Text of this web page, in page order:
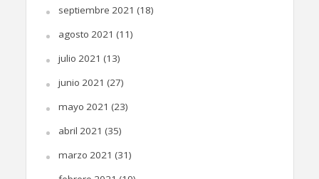
septiembre 2021 (18)
agosto 2021 (11)
julio 2021 (13)
junio 2021 (27)
mayo 2021 (23)
abril 2021 (35)
marzo 2021 (31)